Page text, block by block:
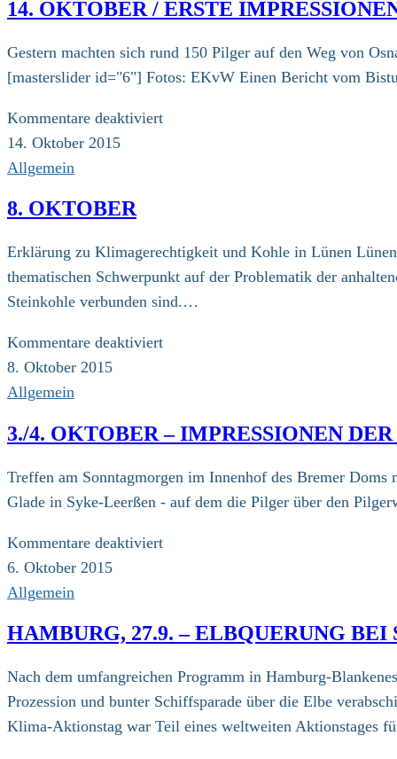
14. OKTOBER / ERSTE
Gestern machten sich rund 150 Pilger auf den Weg von
[masterslider id="6"] Fotos: EKvW Einen Bericht vom
Kommentare deaktiviertfür
Dortmund
14. Oktober 2015
Allgemein
8. OKTOBER
Erklärung zu Klimagerechtigkeit und Kohle in Lünen
thematischen Schwerpunkt auf der Problematik der
Steinkohle verbunden sind.…
Kommentare deaktiviertfür
8. Oktober 2015
Allgemein
3./4. OKTOBER – IMPRESSIONEN
Treffen am Sonntagmorgen im Innenhof des Bremer
Glade in Syke-Leerßen - auf dem die Pilger über den
Kommentare deaktiviertfür
Impressionen
vierten
Etappe
6. Oktober 2015
Allgemein
HAMBURG, 27.9. – ELBQUERUNG
Nach dem umfangreichen Programm in Hamburg-
Prozession und bunter Schiffsparade über die Elbe
Klima-Aktionstag war Teil eines weltweiten Aktionstages